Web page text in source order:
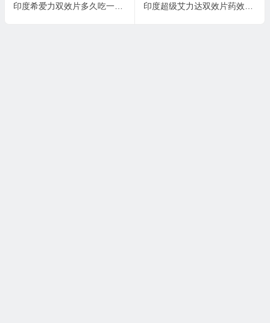
印度希爱力双效片多久吃一次？哪里有购买渠道？